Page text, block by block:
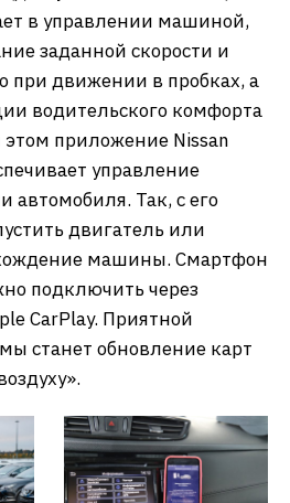
в управлении машиной,
заданной скорости и
при движении в пробках, а
водительского комфорта
этом приложение Nissan
управление
Так, с его
двигатель или
машины. Смартфон
подключить через
CarPlay. Приятной
станет обновление карт